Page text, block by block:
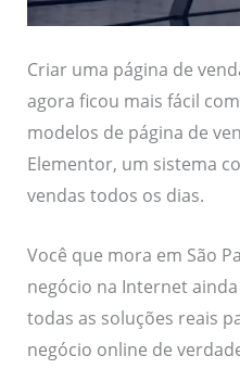
Criar uma página de
agora ficou mais fácil
modelos de página de
Elementor, um sistema
vendas todos os dias.
Você que mora em São
negócio na Internet
todas as soluções reais
negócio online de